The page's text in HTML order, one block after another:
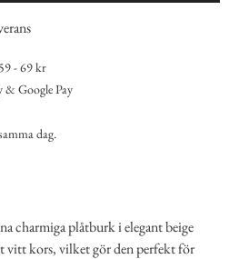
- 69 kr
& Google Pay
dag.
charmiga plåtburk i elegant beige
vitt kors, vilket gör den perfekt för